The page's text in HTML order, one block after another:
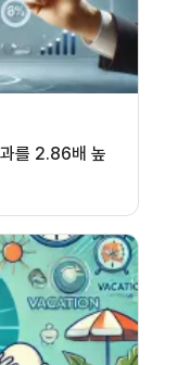
를 2.86배 높